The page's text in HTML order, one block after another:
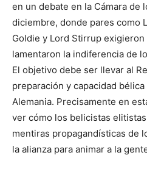
en un debate en la Cámara de
diciembre, donde pares como
Goldie y Lord Stirrup
lamentaron la indiferencia de
El objetivo debe ser llevar al
preparación y capacidad
Alemania. Precisamente en
ver cómo los belicistas
mentiras propagandísticas de
la alianza para animar a la